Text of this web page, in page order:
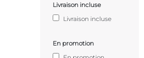
Livraison incluse
Livraison incluse
En promotion